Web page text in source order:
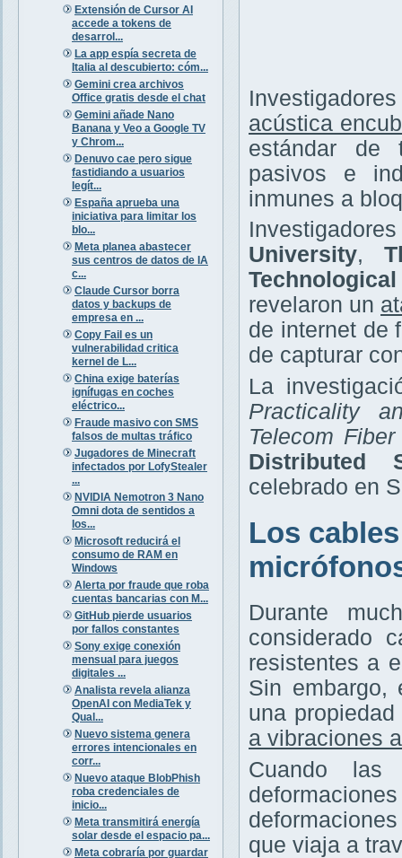
Extensión de Cursor AI
accede a tokens de
desarrol...
La app espía secreta de
Italia al descubierto: cóm...
Gemini crea archivos
Office gratis desde el chat
Gemini añade Nano
Banana y Veo a Google TV
y Chrom...
Denuvo cae pero sigue
fastidiando a usuarios
legít...
España aprueba una
iniciativa para limitar los
blo...
Meta planea abastecer
sus centros de datos de IA
c...
Claude Cursor borra
datos y backups de
empresa en ...
Copy Fail es un
vulnerabilidad critica
kernel de L...
China exige baterías
ignífugas en coches
eléctrico...
Fraude masivo con SMS
falsos de multas tráfico
Jugadores de Minecraft
infectados por LofyStealer
...
NVIDIA Nemotron 3 Nano
Omni dota de sentidos a
los...
Microsoft reducirá el
consumo de RAM en
Windows
Alerta por fraude que roba
cuentas bancarias con M...
GitHub pierde usuarios
por fallos constantes
Sony exige conexión
mensual para juegos
digitales ...
Analista revela alianza
OpenAI con MediaTek y
Qual...
Nuevo sistema genera
errores intencionales en
corr...
Nuevo ataque BlobPhish
roba credenciales de
inicio...
Meta transmitirá energía
solar desde el espacio pa...
Meta cobraría por guardar
acústica
estándar de
pasivos e
inmunes a
University,
revelaron un
de internet de
de capturar
La
Practicality
Telecom
Distributed
celebrado en
Los
Durante
considerado
resistentes a
Sin embargo,
una
a vibraciones
Cuando las
que viaja a